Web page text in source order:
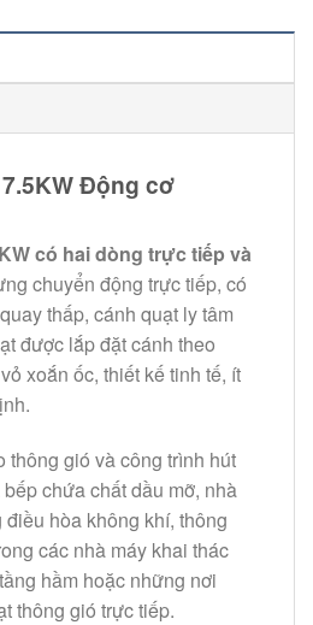
Động cơ
có hai dòng trực tiếp và
chuyển động trực tiếp, có
thấp, cánh quạt ly tâm
được lắp đặt cánh theo
xoắn ốc, thiết kế tinh tế, ít
thông gió và công trình hút
chứa chất dầu mỡ, nhà
hòa không khí, thông
các nhà máy khai thác
hầm hoặc những nơi
thông gió trực tiếp.